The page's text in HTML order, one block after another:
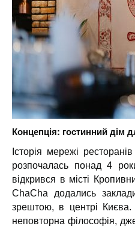
Концепція: гостинний дім
Історія мережі
розпочалась понад 4
відкрився в місті
ChaCha додались
зрештою, в центрі
неповторна філософія,